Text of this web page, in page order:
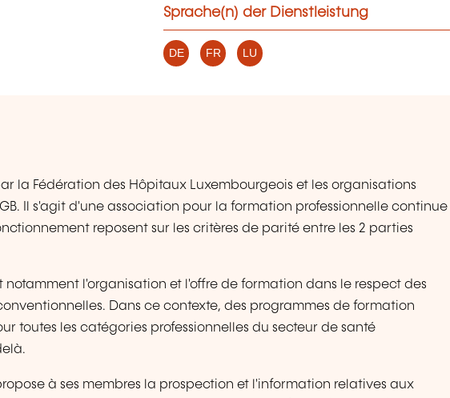
Sprache(n) der Dienstleistung
DE FR LU
la Fédération des Hôpitaux Luxembourgeois et les organisations
Il s'agit d'une association pour la formation professionnelle continue
reposent sur les critères de parité entre les 2 parties
l'organisation et l'offre de formation dans le respect des
Dans ce contexte, des programmes de formation
toutes les catégories professionnelles du secteur de santé
à ses membres la prospection et l'information relatives aux